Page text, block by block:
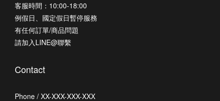
客服時間：10:00-18:00
例假日、國定假日暫停服務
有任何訂單/商品問題
請加入LINE@聯繫
Contact
Phone / XX-XXX-XXX-XXX